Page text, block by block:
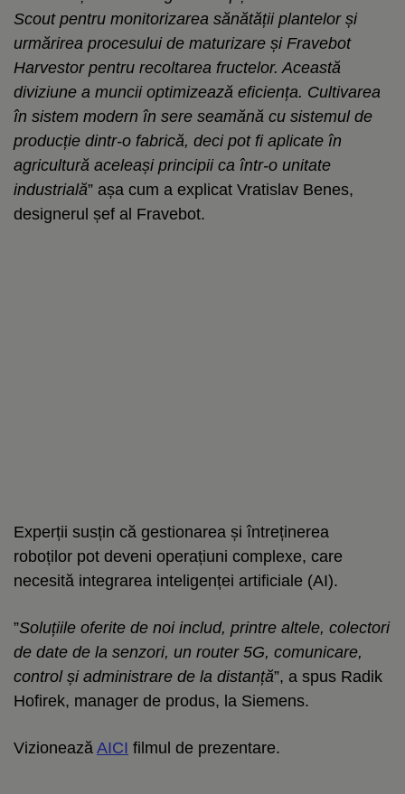
Scout pentru monitorizarea sănătății plantelor și
urmărirea procesului de maturizare și Fravebot
Harvestor pentru recoltarea fructelor. Această
diviziune a muncii optimizează eficiența. Cultivarea
în sistem modern în sere seamănă cu sistemul de
producție dintr-o fabrică, deci pot fi aplicate în
agricultură aceleași principii ca într-o unitate
industrială” așa cum a explicat Vratislav Benes,
designerul șef al Fravebot.
​Experții susțin că gestionarea și întreținerea
roboților pot deveni operațiuni complexe, care
necesită integrarea inteligenței artificiale (AI).
”Soluțiile oferite de noi includ, printre altele, colectori
de date de la senzori, un router 5G, comunicare,
control și administrare de la distanță”, a spus Radik
Hofirek, manager de produs, la Siemens.
Vizionează AICI filmul de prezentare.